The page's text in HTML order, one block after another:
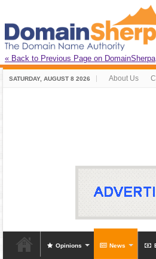
« Back to Previous Page on DomainSherpa